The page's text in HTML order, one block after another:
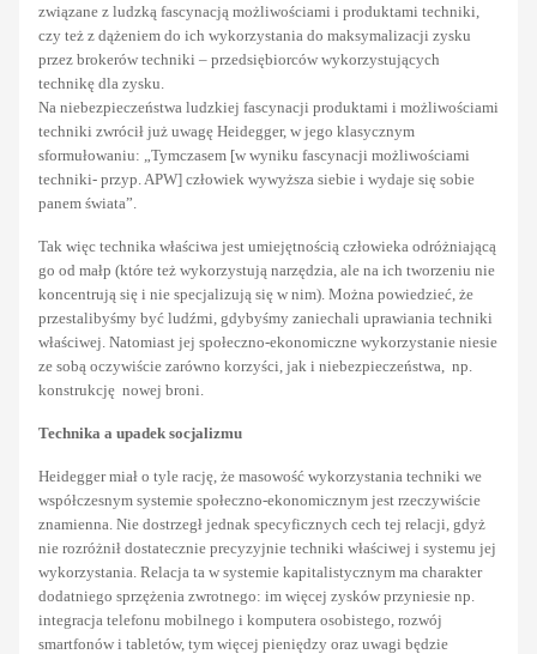
związane z ludzką fascynacją możliwościami i produktami techniki,
czy też z dążeniem do ich wykorzystania do maksymalizacji zysku
przez brokerów techniki – przedsiębiorców wykorzystujących
technikę dla zysku.
Na niebezpieczeństwa ludzkiej fascynacji produktami i możliwościami
techniki zwrócił już uwagę Heidegger, w jego klasycznym
sformułowaniu: „Tymczasem [w wyniku fascynacji możliwościami
techniki- przyp. APW] człowiek wywyższa siebie i wydaje się sobie
panem świata”.
Tak więc technika właściwa jest umiejętnością człowieka odróżniającą
go od małp (które też wykorzystują narzędzia, ale na ich tworzeniu nie
koncentrują się i nie specjalizują się w nim). Można powiedzieć, że
przestalibyśmy być ludźmi, gdybyśmy zaniechali uprawiania techniki
właściwej. Natomiast jej społeczno-ekonomiczne wykorzystanie niesie
ze sobą oczywiście zarówno korzyści, jak i niebezpieczeństwa, np.
konstrukcję nowej broni.
Technika a upadek socjalizmu
Heidegger miał o tyle rację, że masowość wykorzystania techniki we
współczesnym systemie społeczno-ekonomicznym jest rzeczywiście
znamienna. Nie dostrzegł jednak specyficznych cech tej relacji, gdyż
nie rozróżnił dostatecznie precyzyjnie techniki właściwej i systemu jej
wykorzystania. Relacja ta w systemie kapitalistycznym ma charakter
dodatniego sprzężenia zwrotnego: im więcej zysków przyniesie np.
integracja telefonu mobilnego i komputera osobistego, rozwój
smartfonów i tabletów, tym więcej pieniędzy oraz uwagi będzie